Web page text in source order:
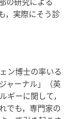
，実際にそう診
ン博士の率いる
ャーナル」（英
ーに関して，
でも，専門家の